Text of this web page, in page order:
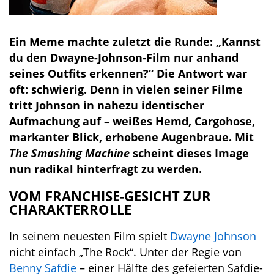
Ein Meme machte zuletzt die Runde: „Kannst
du den Dwayne-Johnson-Film nur anhand
seines Outfits erkennen?“ Die Antwort war
oft: schwierig. Denn in vielen seiner Filme
tritt Johnson in nahezu identischer
Aufmachung auf – weißes Hemd, Cargohose,
markanter Blick, erhobene Augenbraue. Mit
The Smashing Machine scheint dieses Image
nun radikal hinterfragt zu werden.
VOM FRANCHISE-GESICHT ZUR
CHARAKTERROLLE
In seinem neuesten Film spielt Dwayne Johnson
nicht einfach „The Rock“. Unter der Regie von
Benny Safdie – einer Hälfte des gefeierten Safdie-